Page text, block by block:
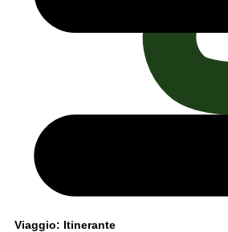
Viaggio: Itinerante